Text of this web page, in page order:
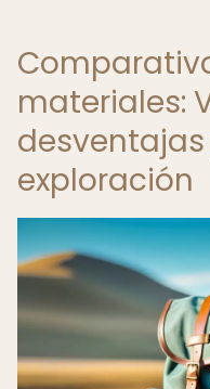
materiales:
exploración